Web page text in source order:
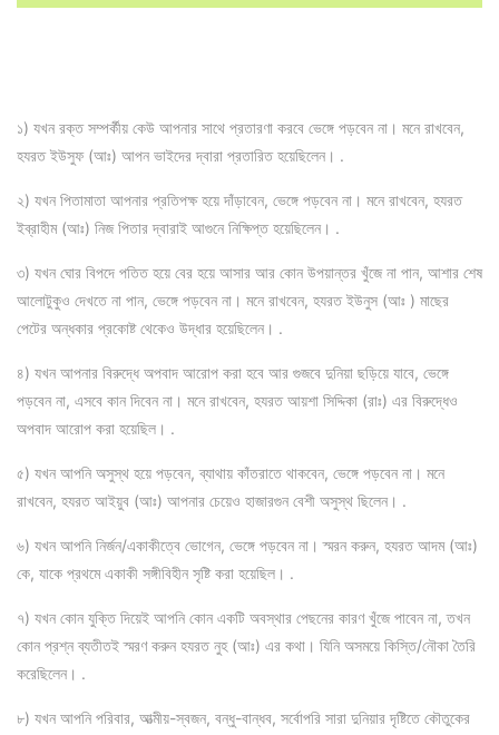
১) যখন রক্ত সম্পর্কীয় কেউ আপনার সাথে প্রতারণা করবে ভেঙ্গে পড়বেন না। মনে রাখবেন,
হযরত ইউসুফ (আঃ) আপন ভাইদের দ্বারা প্রতারিত হয়েছিলেন। .
২) যখন পিতামাতা আপনার প্রতিপক্ষ হয়ে দাঁড়াবেন, ভেঙ্গে পড়বেন না। মনে রাখবেন, হযরত
ইব্রাহীম (আঃ) নিজ পিতার দ্বারাই আগুনে নিক্ষিপ্ত হয়েছিলেন। .
৩) যখন ঘোর বিপদে পতিত হয়ে বের হয়ে আসার আর কোন উপয়ান্তর খুঁজে না পান, আশার শেষ
আলোটুকুও দেখতে না পান, ভেঙ্গে পড়বেন না। মনে রাখবেন, হযরত ইউনুস (আঃ ) মাছের
পেটের অন্ধকার প্রকোষ্ট থেকেও উদ্ধার হয়েছিলেন। .
৪) যখন আপনার বিরুদ্ধে অপবাদ আরোপ করা হবে আর গুজবে দুনিয়া ছড়িয়ে যাবে, ভেঙ্গে
পড়বেন না, এসবে কান দিবেন না। মনে রাখবেন, হযরত আয়শা সিদ্দিকা (রাঃ) এর বিরুদ্ধেও
অপবাদ আরোপ করা হয়েছিল। .
৫) যখন আপনি অসুস্থ হয়ে পড়বেন, ব্যাথায় কাঁতরাতে থাকবেন, ভেঙ্গে পড়বেন না। মনে
রাখবেন, হযরত আইয়ুব (আঃ) আপনার চেয়েও হাজারগুন বেশী অসুস্থ ছিলেন। .
৬) যখন আপনি নির্জন/একাকীত্বে ভোগেন, ভেঙ্গে পড়বেন না। স্মরন করুন, হযরত আদম (আঃ)
কে, যাকে প্রথমে একাকী সঙ্গীবিহীন সৃষ্টি করা হয়েছিল। .
৭) যখন কোন যুক্তি দিয়েই আপনি কোন একটি অবস্থার পেছনের কারণ খুঁজে পাবেন না, তখন
কোন প্রশ্ন ব্যতীতই স্মরণ করুন হযরত নুহ (আঃ) এর কথা। যিনি অসময়ে কিস্তি/নৌকা তৈরি
করেছিলেন। .
৮) যখন আপনি পরিবার, আত্মীয়-স্বজন, বন্ধু-বান্ধব, সর্বোপরি সারা দুনিয়ার দৃষ্টিতে কৌতুকের